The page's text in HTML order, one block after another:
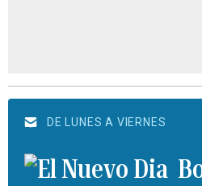
DE LUNES A VIERNES